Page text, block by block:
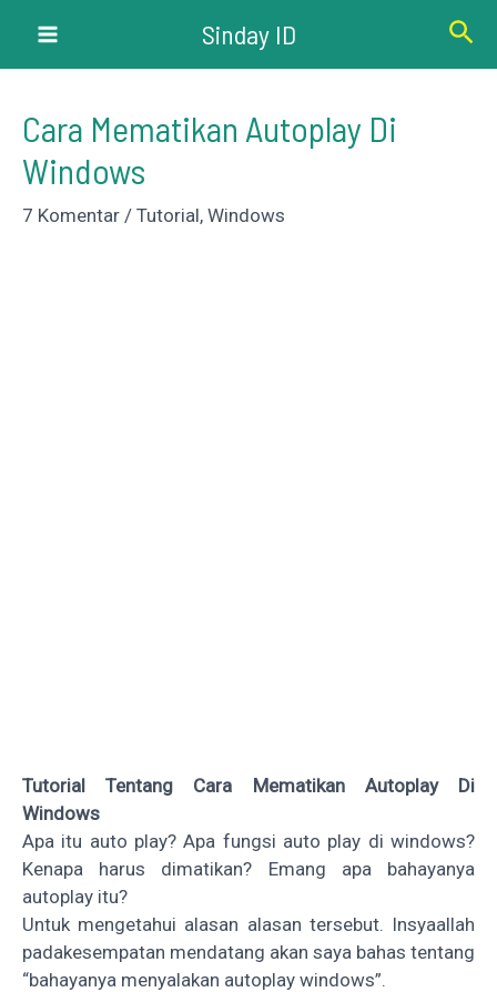
konten
Menu
Sinday ID Cari
Cara Mematikan Autoplay Di
Windows
7 Komentar / Tutorial, Windows
Tutorial Tentang Cara Mematikan Autoplay Di
Windows
Apa itu auto play? Apa fungsi auto play di windows?
Kenapa harus dimatikan? Emang apa bahayanya
autoplay itu?
Untuk mengetahui alasan alasan tersebut. Insyaallah
padakesempatan mendatang akan saya bahas tentang
“bahayanya menyalakan autoplay windows”.